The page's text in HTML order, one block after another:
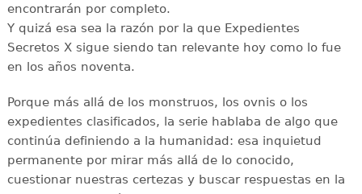
encontrarán por completo.
Y quizá esa sea la razón por la que Expedientes
Secretos X sigue siendo tan relevante hoy como lo fue
en los años noventa.
Porque más allá de los monstruos, los ovnis o los
expedientes clasificados, la serie hablaba de algo que
continúa definiendo a la humanidad: esa inquietud
permanente por mirar más allá de lo conocido,
cuestionar nuestras certezas y buscar respuestas en la